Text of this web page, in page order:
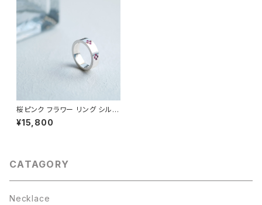
桜ピンク フラワー リング シルバ
ー925
¥15,800
CATAGORY
Necklace